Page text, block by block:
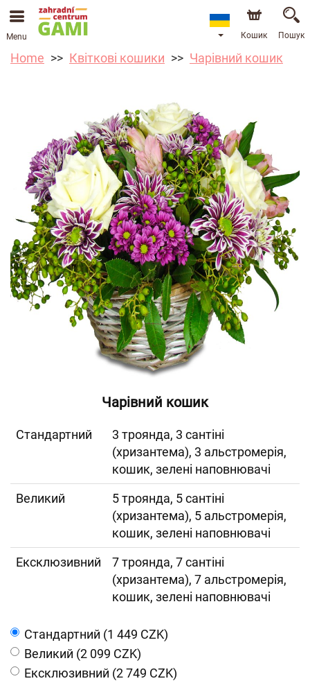
Menu Кошик Пошук
Home Квіткові кошики Чарівний кошик
Чарівний кошик
Cтандартний
3 троянда, 3 сантіні
(хризантема), 3 альстромерія,
кошик, зелені наповнювачі
Великий
5 троянда, 5 сантіні
(хризантема), 5 альстромерія,
кошик, зелені наповнювачі
Ексклюзивний
7 троянда, 7 сантіні
(хризантема), 7 альстромерія,
кошик, зелені наповнювачі
Cтандартний (1 449 CZK)
Великий (2 099 CZK)
Ексклюзивний (2 749 CZK)